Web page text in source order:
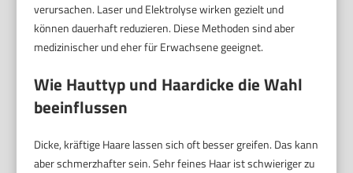
verursachen. Laser und Elektrolyse wirken gezielt und
können dauerhaft reduzieren. Diese Methoden sind aber
medizinischer und eher für Erwachsene geeignet.
Wie Hauttyp und Haardicke die Wahl
beeinflussen
Dicke, kräftige Haare lassen sich oft besser greifen. Das kann
aber schmerzhafter sein. Sehr feines Haar ist schwieriger zu